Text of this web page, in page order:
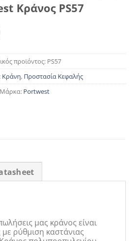
Κράνος PS57
προϊόντος: PS57
Κράνη, Προστασία Κεφαλής
Μάρκα: Portwest
μας κράνος είναι
ρύθμιση καστάνιας